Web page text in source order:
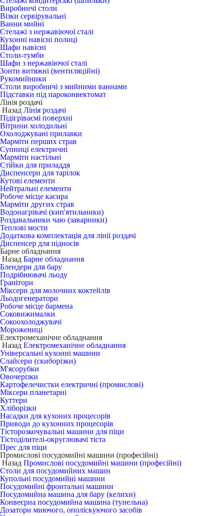
Виробничі столи
Візки сервірувальні
Ванни мийні
Стелажі з нержавіючої сталі
Кухонні навісні полиці
Шафи навісні
Столи-тумби
Шафи з нержавіючої сталі
Зонти витяжні (вентиляційні)
Рукомийники
Столи виробничі з мийними ваннами
Підставки під пароконвектомат
Лінія роздачі
Назад Лінія роздачі
Підігріваємі поверхні
Вітрини холодильні
Охолоджувані прилавки
Марміти перших страв
Супниці електричні
Марміти настільні
Стійки для приладдя
Диспенсери для тарілок
Кутові елементи
Нейтральні елементи
Робоче місце касира
Марміти других страв
Водонагрівачі (кип'ятильники)
Роздавальники чаю (заварники)
Теплові мости
Додаткова комплектація для лінії роздачі
Диспенсер для підносів
Барне обладнання
Назад Барне обладнання
Блендери для бару
Подрібнювачі льоду
Гранітори
Міксери для молочних коктейлів
Льодогенератори
Робоче місце бармена
Соковижималки
Сокоохолоджувачі
Морожениці
Електромеханічне обладнання
Назад Електромеханічне обладнання
Універсальні кухонні машини
Слайсери (скиборізки)
М'ясорубки
Овочерізки
Картофелечистки електричні (промислові)
Міксери планетарні
Куттери
Хліборізки
Насадки для кухоних процесорів
Приводи до кухонних процесорів
Тісторозкочувальні машини для піци
Тістоділителі-округлювачі тіста
Прес для піци
Промислові посудомийні машини (професійні)
Назад Промислові посудомийні машини (професійні)
Столи для посудомийних машин
Купольні посудомийні машини
Посудомийні фронтальні машини
Посудомийна машина для бару (келихи)
Конвеєрна посудомийна машина (тунельна)
Дозатори миючого, ополіскуючого засобів